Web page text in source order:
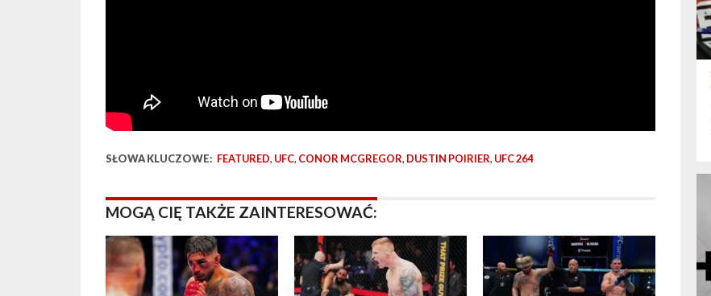
SŁOWA KLUCZOWE: FEATURED, UFC, CONOR MCGREGOR, DUSTIN POIRIER, UFC 264
MOGĄ CIĘ TAKŻE ZAINTERESOWAĆ: